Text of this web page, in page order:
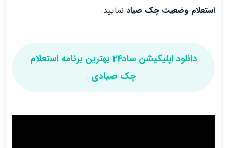
استعلام وضعیت چک صیاد نمایید.
دانلود اپلیکیشن ساد24 بهترین برنامه استعلام
چک صیادی